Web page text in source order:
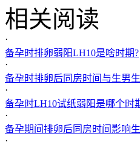
相关阅读
·
备孕时排卵弱阳LH10是啥时期?
·
备孕时排卵后同房时间与生男
·
备孕时LH10试纸弱阳是哪个时
·
备孕期间排卵后同房时间影响
·